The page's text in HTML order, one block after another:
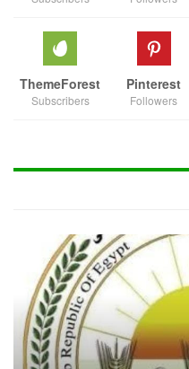
Pinterest
Followers
ThemeForest
Subscribers